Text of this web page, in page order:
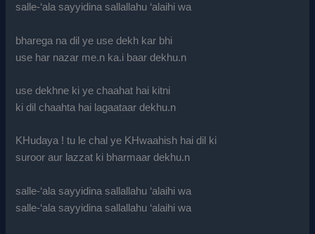
salle-‘ala sayyidina sallallahu ‘alaihi wa
bharega na dil ye use dekh kar bhi
use har nazar me.n ka.i baar dekhu.n
use dekhne ki ye chaahat hai kitni
ki dil chaahta hai lagaataar dekhu.n
KHudaya ! tu le chal ye KHwaahish hai dil ki
suroor aur lazzat ki bharmaar dekhu.n
salle-‘ala sayyidina sallallahu ‘alaihi wa
salle-‘ala sayyidina sallallahu ‘alaihi wa